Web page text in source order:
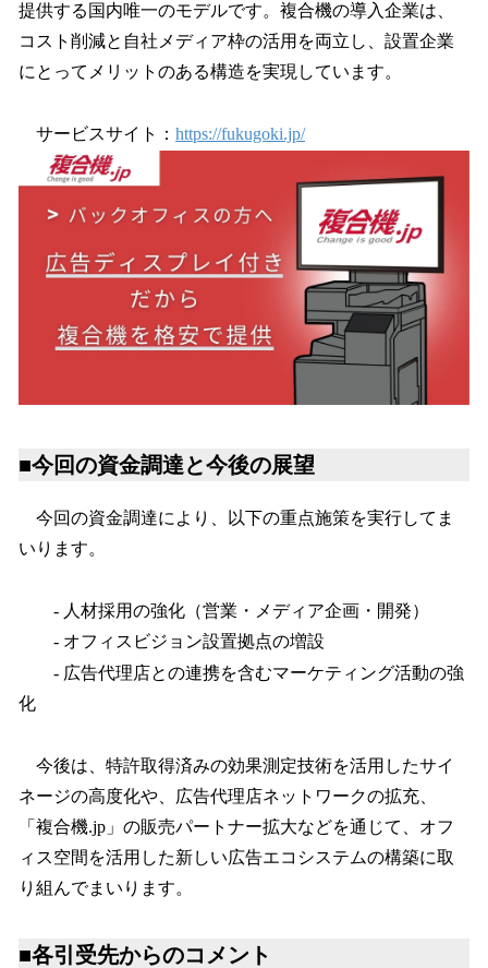
提供する国内唯一のモデルです。複合機の導入企業は、
コスト削減と自社メディア枠の活用を両立し、設置企業
にとってメリットのある構造を実現しています。
サービスサイト： https://fukugoki.jp/
■今回の資金調達と今後の展望
今回の資金調達により、以下の重点施策を実行してま
いります。
- 人材採用の強化（営業・メディア企画・開発）
- オフィスビジョン設置拠点の増設
- 広告代理店との連携を含むマーケティング活動の強
化
今後は、特許取得済みの効果測定技術を活用したサイ
ネージの高度化や、広告代理店ネットワークの拡充、
「複合機.jp」の販売パートナー拡大などを通じて、オフ
ィス空間を活用した新しい広告エコシステムの構築に取
り組んでまいります。
■各引受先からのコメント